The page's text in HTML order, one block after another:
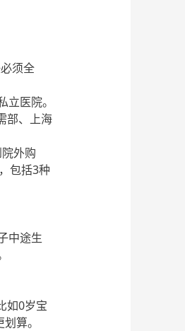
须全
医院。
部、上海
外购
包括3种
中途生
如0岁宝
算。